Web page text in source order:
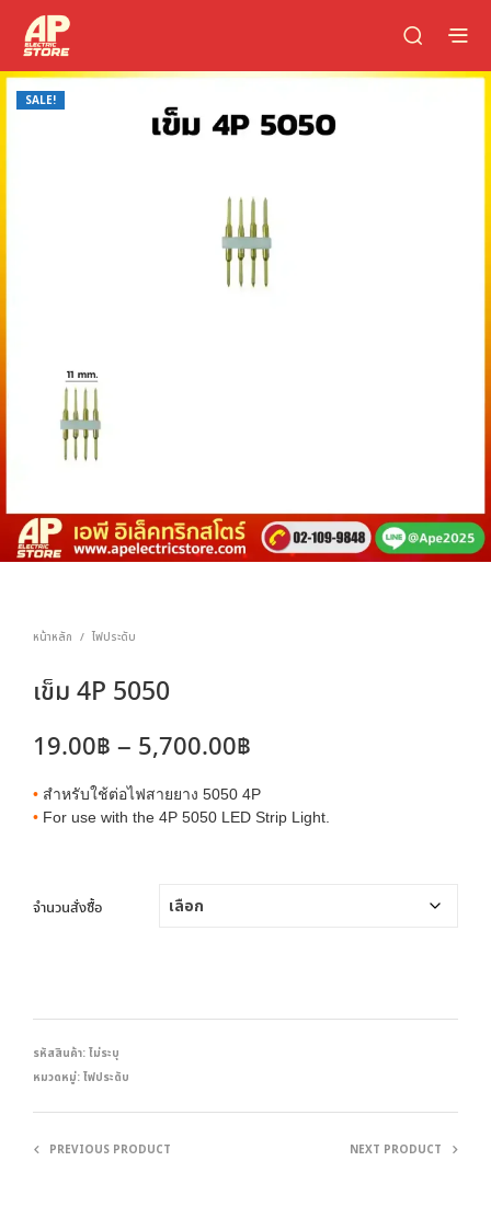
SALE!
หน้าหลัก / ไฟประดับ
เข็ม 4P 5050
19.00฿ – 5,700.00฿
range:
19.00฿
• สำหรับใช้ต่อไฟสายยาง 5050 4P
• For use with the 4P 5050 LED Strip Light.
จำนวนสั่งซื้อ
รหัสสินค้า:ไม่ระบุ
หมวดหมู่:ไฟประดับ
PREVIOUS PRODUCT NEXT PRODUCT